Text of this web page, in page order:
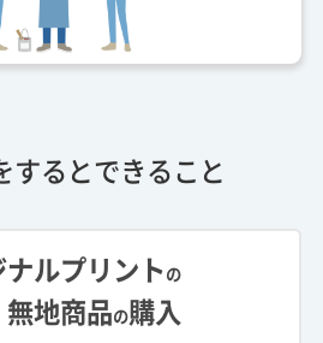
するとできること
ナルプリント の
無地商品の購入